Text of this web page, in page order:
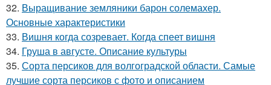
32. Выращивание земляники барон солемахер.
Основные характеристики
33. Вишня когда созревает. Когда спеет вишня
34. Груша в августе. Описание культуры
35. Сорта персиков для волгоградской области. Самые
лучшие сорта персиков с фото и описанием